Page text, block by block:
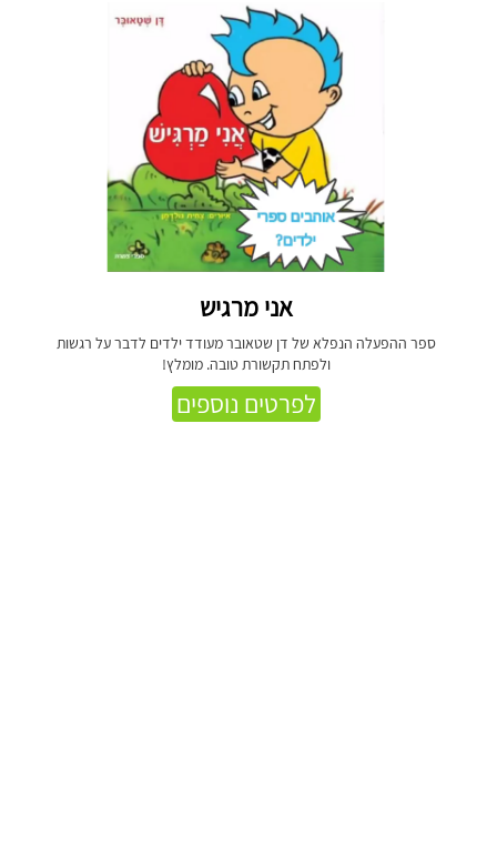
אני מרגיש
ספר ההפעלה הנפלא של דן שטאובר מעודד ילדים לדבר על רגשות
ולפתח תקשורת טובה. מומלץ!
לפרטים נוספים